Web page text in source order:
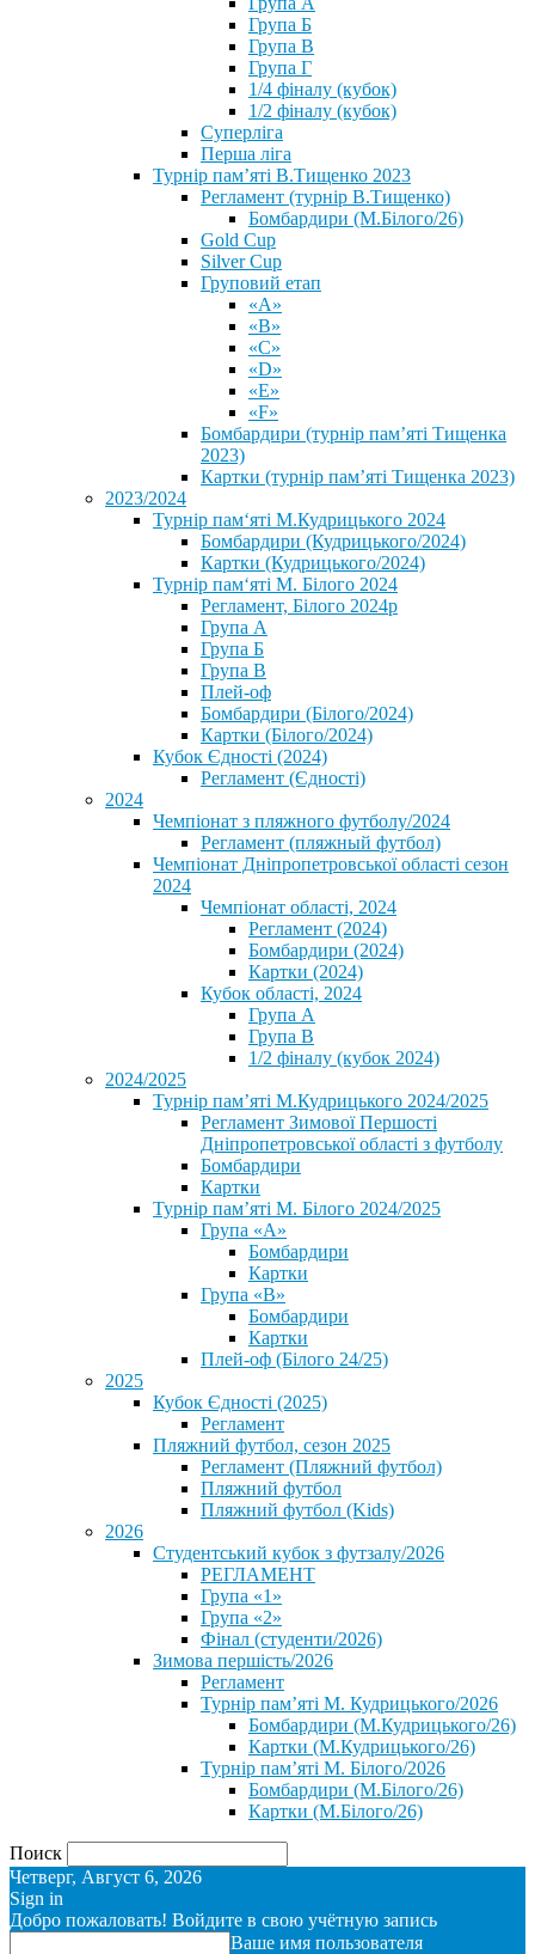
Група Б
Група В
Група Г
1/4 фіналу (кубок)
1/2 фіналу (кубок)
Суперліга
Перша ліга
Турнір пам’яті В.Тищенко 2023
Регламент (турнір В.Тищенко)
Бомбардири (М.Білого/26)
Gold Cup
Silver Cup
Груповий етап
«А»
«В»
«С»
«D»
«Е»
«F»
Бомбардири (турнір пам’яті Тищенка
2023)
Картки (турнір пам’яті Тищенка 2023)
2023/2024
⁨Турнір пам‘яті М.Кудрицького 2024
Бомбардири (Кудрицького/2024)
Картки (Кудрицького/2024)
⁨Турнір пам‘яті М. Білого 2024⁩
Регламент, Білого 2024р
Група А
Група Б
Група В
Плей-оф
Бомбардири (Білого/2024)
Картки (Білого/2024)
Кубок Єдності (2024)
Регламент (Єдності)
2024
Чемпіонат з пляжного футболу/2024
Регламент (пляжный футбол)
Чемпіонат Дніпропетровської області сезон
2024
Чемпіонат області, 2024
Регламент (2024)
Бомбардири (2024)
Картки (2024)
Кубок області, 2024
Група А
Група В
1/2 фіналу (кубок 2024)
2024/2025
Турнір пам’яті М.Кудрицького 2024/2025
Регламент Зимової Першості
Дніпропетровської області з футболу
Бомбардири
Картки
Турнір пам’яті М. Білого 2024/2025
Група «А»
Бомбардири
Картки
Група «В»
Бомбардири
Картки
Плей-оф (Білого 24/25)
2025
Кубок Єдності (2025)
Регламент
Пляжний футбол, сезон 2025
Регламент (Пляжний футбол)
Пляжний футбол
Пляжний футбол (Kids)
2026
Студентський кубок з футзалу/2026
РЕГЛАМЕНТ
Група «1»
Група «2»
Фінал (студенти/2026)
⁨Зимова першість/2026⁩
Регламент
Турнір пам’яті М. Кудрицького/2026
Бомбардири (М.Кудрицького/26)
Картки (М.Кудрицького/26)
Турнір пам’яті М. Білого/2026
Бомбардири (М.Білого/26)
Картки (М.Білого/26)
Поиск
Четверг, Август 6, 2026
Sign in
Добро пожаловать! Войдите в свою учётную запись
Ваше имя пользователя